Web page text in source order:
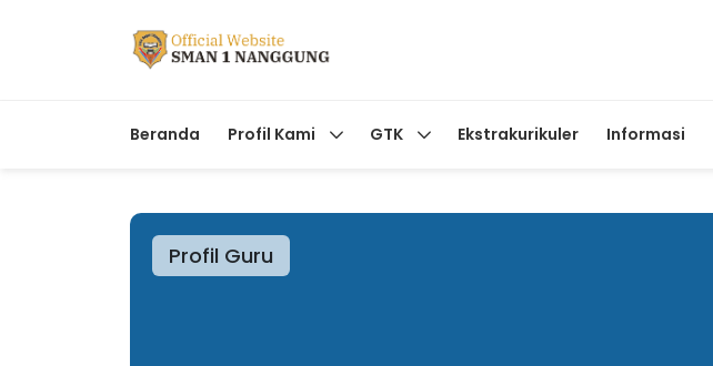
Beranda Profil Kami GTK Ekstrakurikuler Informasi
Profil Guru